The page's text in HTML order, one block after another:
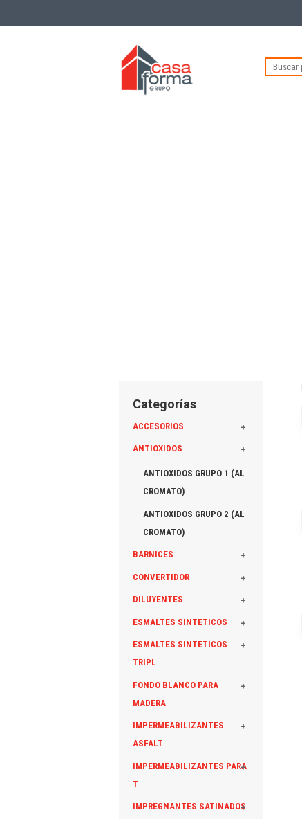
Buscar
Categorías
+
ACCESORIOS
+
ANTIOXIDOS
ANTIOXIDOS GRUPO 1 (AL
CROMATO)
ANTIOXIDOS GRUPO 2 (AL
CROMATO)
+
BARNICES
+
CONVERTIDOR
+
DILUYENTES
+
ESMALTES SINTETICOS
+
ESMALTES SINTETICOS
TRIPL
+
FONDO BLANCO PARA
MADERA
+
IMPERMEABILIZANTES
ASFALT
+
IMPERMEABILIZANTES PARA
T
+
IMPREGNANTES SATINADOS